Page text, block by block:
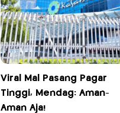
Viral Mal Pasang Pagar
Tinggi, Mendag: Aman-
Aman Aja!